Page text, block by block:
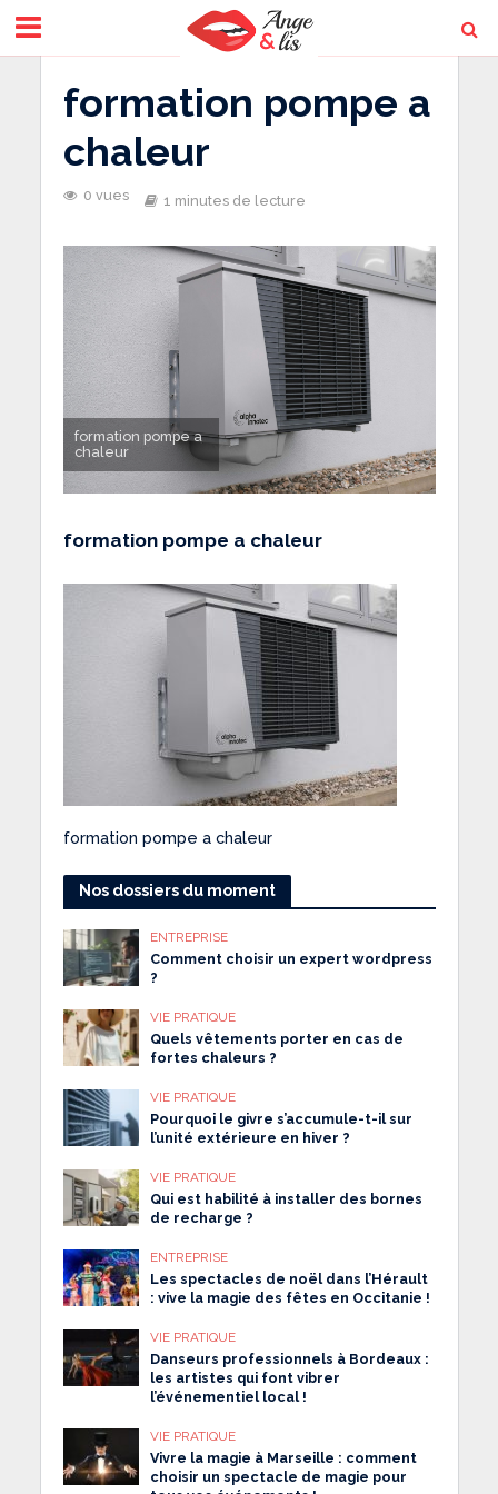
formation pompe a
chaleur
0 vues 1 minutes de lecture
formation pompe a
chaleur
formation pompe a chaleur
formation pompe a chaleur
Nos dossiers du moment
ENTREPRISE
Comment choisir un expert wordpress
?
VIE PRATIQUE
Quels vêtements porter en cas de
fortes chaleurs ?
VIE PRATIQUE
Pourquoi le givre s’accumule-t-il sur
l’unité extérieure en hiver ?
VIE PRATIQUE
Qui est habilité à installer des bornes
de recharge ?
ENTREPRISE
Les spectacles de noël dans l’Hérault
: vive la magie des fêtes en Occitanie !
VIE PRATIQUE
Danseurs professionnels à Bordeaux :
les artistes qui font vibrer
l’événementiel local !
VIE PRATIQUE
Vivre la magie à Marseille : comment
choisir un spectacle de magie pour